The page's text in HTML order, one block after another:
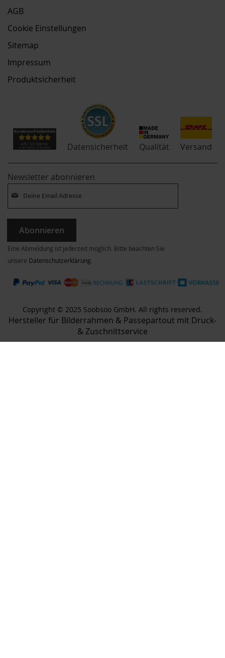
AGB
Cookie Einstellungen
Sitemap
Impressum
Produktsicherheit
Datensicherheit Qualität Versand
Newsletter abonnieren
Abonnieren
Eine Abmeldung ist jederzeit möglich. Bitte beachten Sie
unsere Datenschutzerklärung.
Copyright © 2025 Soobsoo GmbH. All rights reserved.
Hersteller für Bilderrahmen & Passepartout mit Druck-
& Zuschnittservice